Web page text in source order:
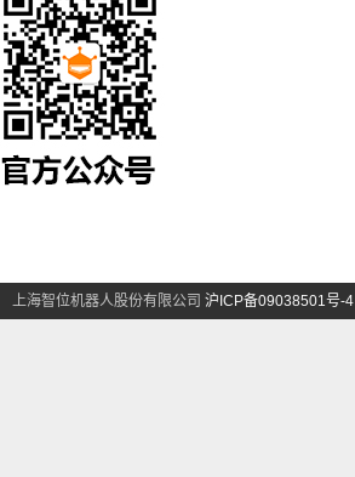
上海智位机器人股份有限公司 沪ICP备09038501号-4